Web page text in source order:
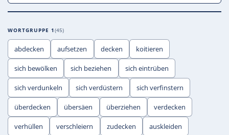
WORTGRUPPE 1 45
abdecken aufsetzen decken koitieren
sich bewölken sich beziehen sich eintrüben
sich verdunkeln sich verdüstern sich verfinstern
überdecken übersäen überziehen verdecken
verhüllen verschleiern zudecken auskleiden